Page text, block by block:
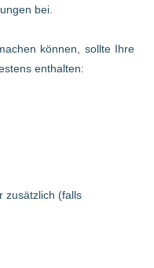
bei.
können, sollte Ihre
enthalten:
zusätzlich (falls